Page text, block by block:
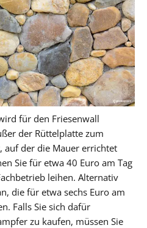
für den Friesenwall
der Rüttelplatte zum
auf der die Mauer errichtet
Sie für etwa 40 Euro am Tag
leihen. Alternativ
die für etwa sechs Euro am
Falls Sie sich dafür
zu kaufen, müssen Sie